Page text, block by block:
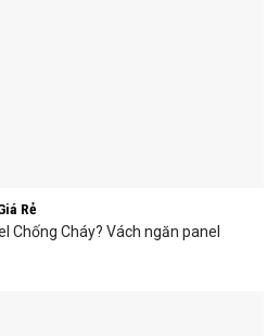
Rẻ
Chống Cháy? Vách ngăn panel